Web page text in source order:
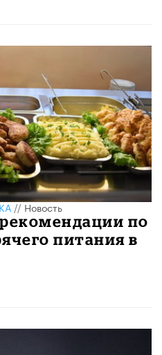
//Новость
по
питания в